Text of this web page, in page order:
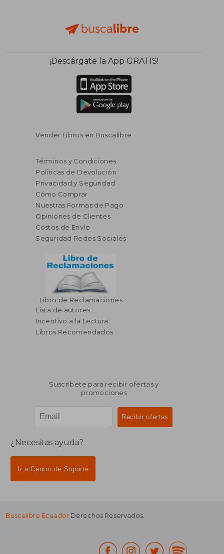
40% $ 44.61
$ 26.77
40%
dcto.
40%
dcto.
$ 98.74
$ 59.24
¡Descárgate la App GRATIS!
Vender Libros en Buscalibre
Términos y Condiciones
Políticas de Devolución
Privacidad y Seguridad
Cómo Comprar
Nuestras Formas de Pago
Opiniones de Clientes
Costos de Envío
Seguridad Redes Sociales
Libro de Reclamaciones
Lista de autores
Incentivo a la Lectura
Libros Recomendados
Suscríbete para recibir ofertas y
promociones
¿Necesitas ayuda?
Ir a Centro de Soporte
Buscalibre Ecuador Derechos Reservados.